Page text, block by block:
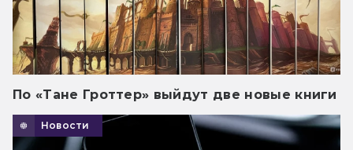
По «Тане Гроттер» выйдут две новые книги
Новости